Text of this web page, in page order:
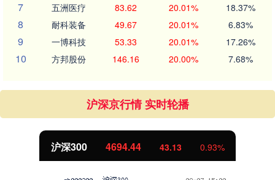
7 五洲医疗 83.62 20.01% 18.37%
8 耐科装备 49.67 20.01% 6.83%
9 一博科技 53.33 20.01% 17.26%
10 方邦股份 146.16 20.00% 7.68%
沪深京行情 实时轮播
沪深300 4694.44 43.13 0.93%